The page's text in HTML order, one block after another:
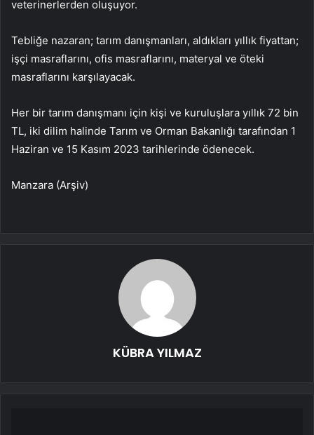
veterinerlerden oluşuyor.
Tebliğe nazaran; tarım danışmanları, aldıkları yıllık fiyattan;
işçi masraflarını, ofis masraflarını, materyal ve öteki
masraflarını karşılayacak.
Her bir tarım danışmanı için kişi ve kuruluşlara yıllık 72 bin
TL, iki dilim halinde Tarım ve Orman Bakanlığı tarafından 1
Haziran ve 15 Kasım 2023 tarihlerinde ödenecek.
Manzara (Arşiv)
KÜBRA YILMAZ